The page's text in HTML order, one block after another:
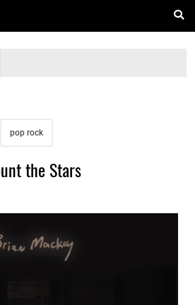
pop rock
the Stars